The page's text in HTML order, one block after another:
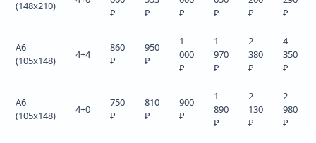
(148x210)
₽
₽
₽
₽
₽
₽
A6
(105x148)
4+4
860
₽
950
₽
1
000
₽
1
970
₽
2
380
₽
4
350
₽
A6
(105x148)
4+0
750
₽
810
₽
900
₽
1
890
₽
2
130
₽
2
980
₽